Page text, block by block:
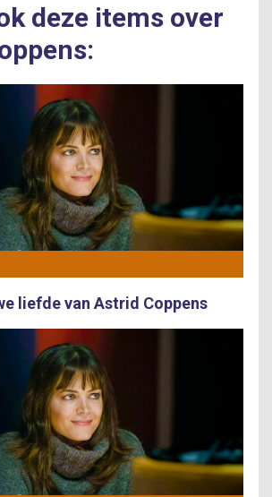
deze items over
liefde van Astrid Coppens